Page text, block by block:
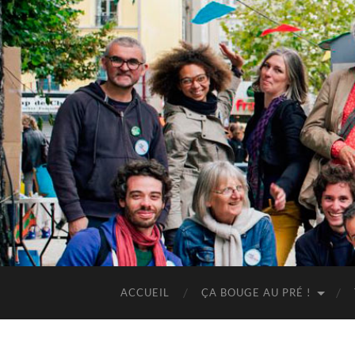
ACCUEIL ÇA BOUGE AU PRÉ !